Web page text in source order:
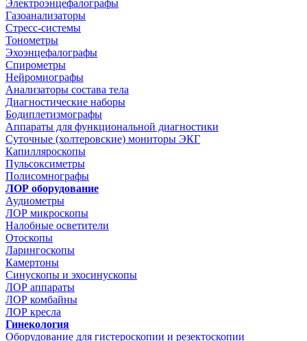
Электроэнцефалографы
Газоанализаторы
Стресс-системы
Тонометры
Эхоэнцефалографы
Спирометры
Нейромиографы
Анализаторы состава тела
Диагностические наборы
Бодиплетизмографы
Аппараты для функциональной диагностики
Суточные (холтеровские) мониторы ЭКГ
Капилляроскопы
Пульсоксиметры
Полисомнографы
ЛОР оборудование
Аудиометры
ЛОР микроскопы
Налобные осветители
Отоскопы
Ларингоскопы
Камертоны
Синускопы и эхосинускопы
ЛОР аппараты
ЛОР комбайны
ЛОР кресла
Гинекология
Оборудование для гистероскопии и резектоскопии